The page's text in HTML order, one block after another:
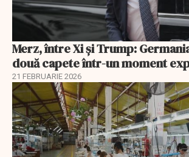
Merz, între Xi și Trump:
două capete într-un moment
21 FEBRUARIE 2026